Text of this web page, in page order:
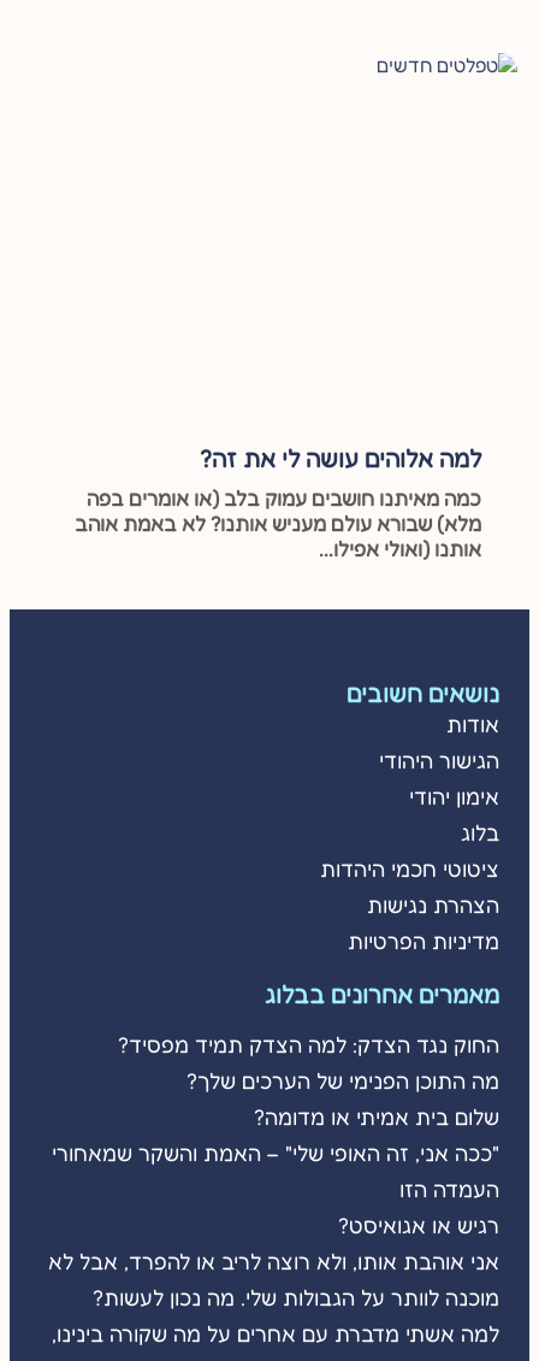
למה אלוהים עושה לי את זה?
כמה מאיתנו חושבים עמוק בלב (או אומרים בפה
מלא) שבורא עולם מעניש אותנו? לא באמת אוהב
אותנו (ואולי אפילו...
נושאים חשובים
אודות
הגישור היהודי
אימון יהודי
בלוג
ציטוטי חכמי היהדות
הצהרת נגישות
מדיניות הפרטיות
מאמרים אחרונים בבלוג
החוק נגד הצדק: למה הצדק תמיד מפסיד?
מה התוכן הפנימי של הערכים שלך?
שלום בית אמיתי או מדומה?
"ככה אני, זה האופי שלי" – האמת והשקר שמאחורי
העמדה הזו
רגיש או אגואיסט?
אני אוהבת אותו, ולא רוצה לריב או להפרד, אבל לא
מוכנה לוותר על הגבולות שלי. מה נכון לעשות?
למה אשתי מדברת עם אחרים על מה שקורה בינינו,